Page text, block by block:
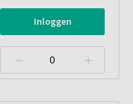
Inloggen